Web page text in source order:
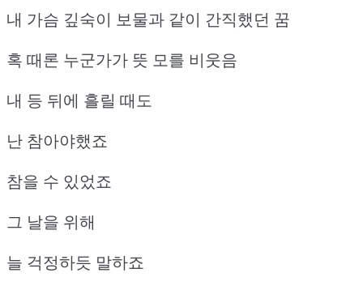
내 가슴 깊숙이 보물과 같이 간직했던 꿈
혹 때론 누군가가 뜻 모를 비웃음
내 등 뒤에 흘릴 때도
난 참아야했죠
참을 수 있었죠
그 날을 위해
늘 걱정하듯 말하죠